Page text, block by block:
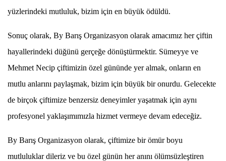
yüzlerindeki mutluluk, bizim için en büyük ödüldü.
Sonuç olarak, By Barış Organizasyon olarak amacımız her çiftin
hayallerindeki düğünü gerçeğe dönüştürmektir. Sümeyye ve
Mehmet Necip çiftimizin özel gününde yer almak, onların en
mutlu anlarını paylaşmak, bizim için büyük bir onurdu. Gelecekte
de birçok çiftimize benzersiz deneyimler yaşatmak için aynı
profesyonel yaklaşımımızla hizmet vermeye devam edeceğiz.
By Barış Organizasyon olarak, çiftimize bir ömür boyu
mutluluklar dileriz ve bu özel günün her anını ölümsüzleştiren